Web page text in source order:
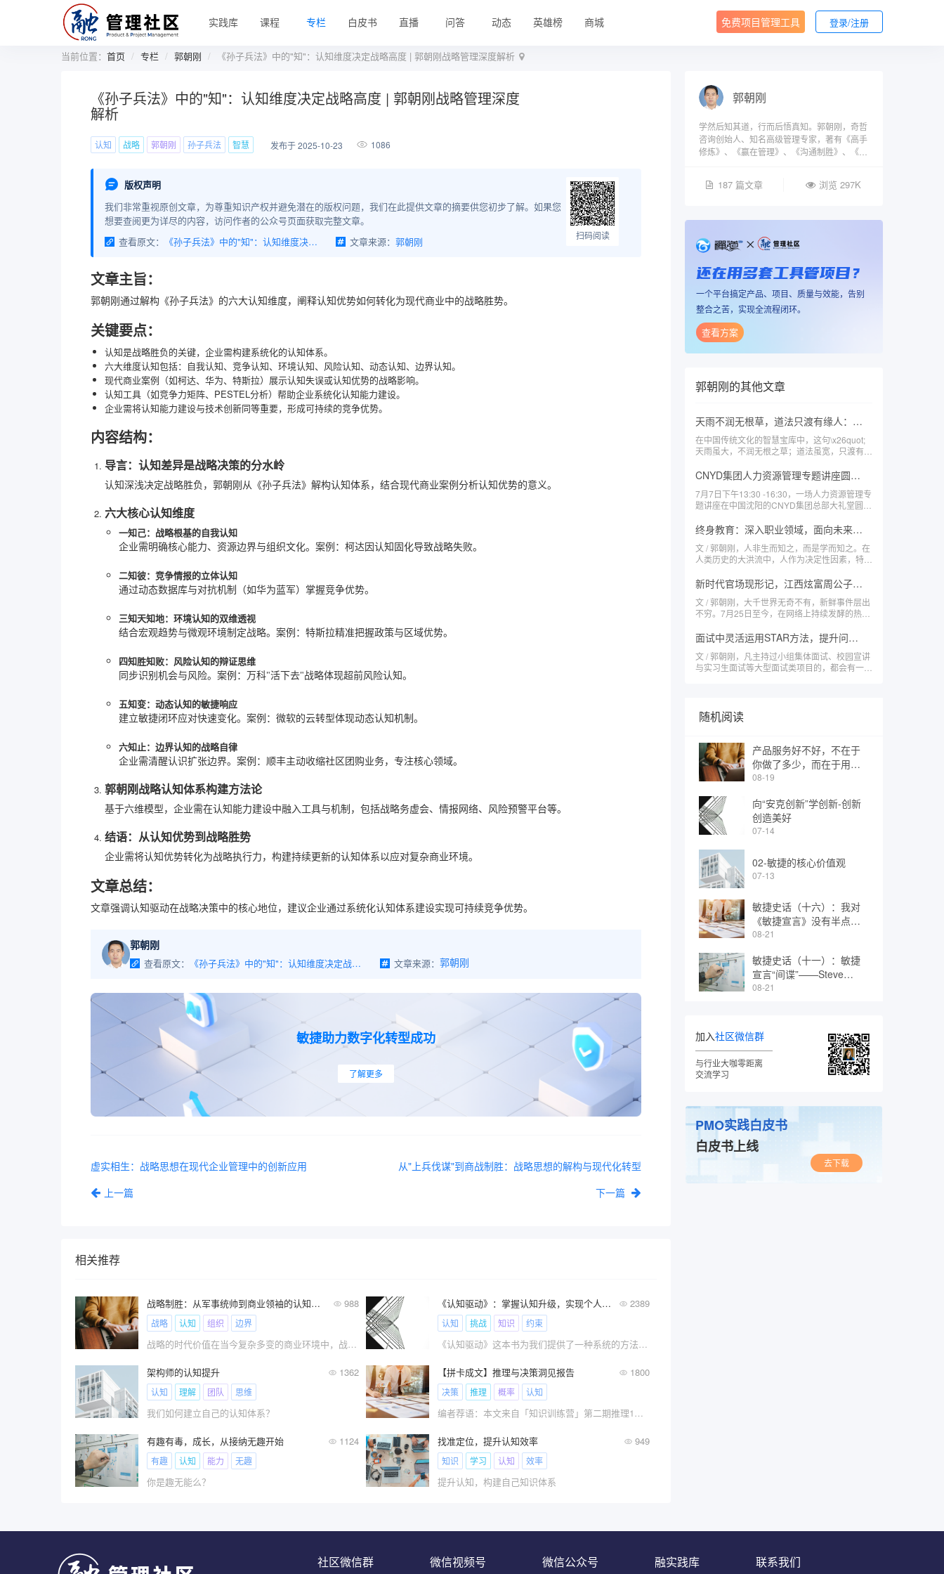
实践库 课程 专栏 白皮书 直播 问答 动态 英雄榜 商城 免费项目管理工具 登录/注册
当前位置： 首页 专栏 郭朝刚 《孙子兵法》中的"知"：认知维度决定战略高度 | 郭朝刚战略管理深度解析
《孙子兵法》中的"知"：认知维度决定战略高度 | 郭朝刚战略管理深度
解析
认知 战略 郭朝刚 孙子兵法 智慧 发布于 2025-10-23 1086
版权声明
我们非常重视原创文章，为尊重知识产权并避免潜在的版权问题，我们在此提供文章的摘要供您初步了解。如果您
想要查阅更为详尽的内容，访问作者的公众号页面获取完整文章。
查看原文：
《孙子兵法》中的"知"：认知维度决定战略高度 | 郭朝刚战略管理深度解析 文章来源： 郭朝刚 扫码阅读
文章主旨：
郭朝刚通过解构《孙子兵法》的六大认知维度，阐释认知优势如何转化为现代商业中的战略胜势。
关键要点：
认知是战略胜负的关键，企业需构建系统化的认知体系。
六大维度认知包括：自我认知、竞争认知、环境认知、风险认知、动态认知、边界认知。
现代商业案例（如柯达、华为、特斯拉）展示认知失误或认知优势的战略影响。
认知工具（如竞争力矩阵、PESTEL分析）帮助企业系统化认知能力建设。
企业需将认知能力建设与技术创新同等重要，形成可持续的竞争优势。
内容结构：
导言：认知差异是战略决策的分水岭
认知深浅决定战略胜负，郭朝刚从《孙子兵法》解构认知体系，结合现代商业案例分析认知优势的意义。
六大核心认知维度
一知己：战略根基的自我认知
企业需明确核心能力、资源边界与组织文化。案例：柯达因认知固化导致战略失败。
二知彼：竞争情报的立体认知
通过动态数据库与对抗机制（如华为蓝军）掌握竞争优势。
三知天知地：环境认知的双维透视
结合宏观趋势与微观环境制定战略。案例：特斯拉精准把握政策与区域优势。
四知胜知败：风险认知的辩证思维
同步识别机会与风险。案例：万科"活下去"战略体现超前风险认知。
五知变：动态认知的敏捷响应
建立敏捷闭环应对快速变化。案例：微软的云转型体现动态认知机制。
六知止：边界认知的战略自律
企业需清醒认识扩张边界。案例：顺丰主动收缩社区团购业务，专注核心领域。
郭朝刚战略认知体系构建方法论
基于六维模型，企业需在认知能力建设中融入工具与机制，包括战略务虚会、情报网络、风险预警平台等。
结语：从认知优势到战略胜势
企业需将认知优势转化为战略执行力，构建持续更新的认知体系以应对复杂商业环境。
文章总结：
文章强调认知驱动在战略决策中的核心地位，建议企业通过系统化认知体系建设实现可持续竞争优势。
郭朝刚
查看原文： 《孙子兵法》中的"知"：认知维度决定战略高度 | 郭朝刚战略管理深度解析 文章来源： 郭朝刚
敏捷助力数字化转型成功
了解更多
虚实相生：战略思想在现代企业管理中的创新应用
上一篇
从"上兵伐谋"到商战制胜：战略思想的解构与现代化转型
下一篇
相关推荐
战略制胜：从军事统帅到商业领袖的认知跃迁 988
战略 认知 组织 边界
战略的时代价值在当今复杂多变的商业环境中，战略已从军事领域的专属概念演变为组织生存发展的核心能力。
《认知驱动》：掌握认知升级，实现个人成长 2389
认知 挑战 知识 约束
《认知驱动》这本书为我们提供了一种系统的方法论，帮助我们在不断变化的世界中实现个人成长和价值提升。\x0d\x0a希望以上内容能对你有所启发，让我们一起在认知驱动的道路上不断前行！
架构师的认知提升 1362
认知 理解 团队 思维
我们如何建立自己的认知体系？
【拼卡成文】推理与决策洞见报告 1800
决策 推理 概率 认知
编者荐语：本文来自「知识训练营」第二期推理1组毕业生。推理1组同学使用了15张卡片拼出一篇最佳的推理与决策洞，与其说是拼卡成文，不如说是「拼人成文」。
有趣有毒，成长，从接纳无趣开始 1124
有趣 认知 能力 无趣
你是趣无能么？
找准定位，提升认知效率 949
知识 学习 认知 效率
提升认知，构建自己知识体系
郭朝刚
学然后知其道，行而后悟真知。郭朝刚，奇哲
咨询创始人、知名高级管理专家，著有《高手
修炼》、《赢在管理》、《沟通制胜》、《学
187 篇文章 浏览 297K
还在用多套工具管项目？
一个平台搞定产品、项目、质量与效能，告别
整合之苦，实现全流程闭环。
查看方案
郭朝刚的其他文章
天雨不润无根草，道法只渡有缘人：悟道·知行·传道的人生三境
在中国传统文化的智慧宝库中，这句\x26quot;
天雨虽大，不润无根之草；道法虽宽，只渡有缘
的哲理光芒。此语虽未明确见于某部经典，但其
思想内核与《道德经》\x26quot;上士闻道，勤
而行之；中士闻道，若存若亡；下士闻道，大笑
之\x26quot;
CNYD集团人力资源管理专题讲座圆满结束
7月7日下午13:30 -16:30，一场人力资源管理专
题讲座在中国沈阳的CNYD集团总部大礼堂圆满
终身教育：深入职业领域，面向未来的教育管理，具有六大发展趋势
文 / 郭朝刚，人非生而知之，而是学而知之。在
人类历史的大洪流中，人作为决定性因素，特别
新时代官场现形记，江西炫富周公子朋友圈炫富坑爹的八点感想
文 / 郭朝刚，大千世界无奇不有，新鲜事件层出
不穷。7月25日至今，在网络上持续发酵的热点
面试中灵活运用STAR方法，提升问、听、观、记四方面的应用技巧
文 / 郭朝刚，凡主持过小组集体面试、校园宣讲
与实习生面试等大型面试类项目的，都会有一个
随机阅读
产品服务好不好，不在于
你做了多少，而在于用户
感知到了多少
08-19
向“安克创新”学创新-创新
创造美好
07-14
02-敏捷的核心价值观
07-13
敏捷史话（十六）：我对
《敏捷宣言》没有半点贡
献—— Brian Marick
08-21
敏捷史话（十一）：敏捷
宣言“间谍”——Steve
Mellor
08-21
加入社区微信群
与行业大咖零距离
交流学习
PMO实践白皮书
白皮书上线
去下载
联系我们
融实践库
微信公众号
微信视频号
社区微信群